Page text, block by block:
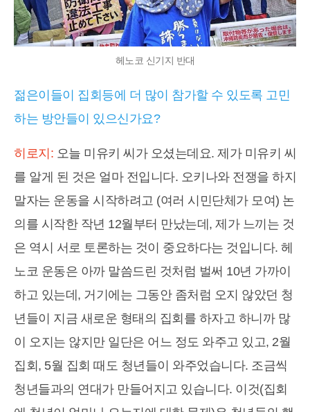
헤노코 신기지 반대
젊은이들이 집회등에 더 많이 참가할 수 있도록 고민
하는 방안들이 있으신가요?
히로지: 오늘 미유키 씨가 오셨는데요. 제가 미유키 씨
를 알게 된 것은 얼마 전입니다. 오키나와 전쟁을 하지
말자는 운동을 시작하려고 (여러 시민단체가 모여) 논
의를 시작한 작년 12월부터 만났는데, 제가 느끼는 것
은 역시 서로 토론하는 것이 중요하다는 것입니다. 헤
노코 운동은 아까 말씀드린 것처럼 벌써 10년 가까이
하고 있는데, 거기에는 그동안 좀처럼 오지 않았던 청
년들이 지금 새로운 형태의 집회를 하자고 하니까 많
이 오지는 않지만 일단은 어느 정도 와주고 있고, 2월
집회, 5월 집회 때도 청년들이 와주었습니다. 조금씩
청년들과의 연대가 만들어지고 있습니다. 이것(집회